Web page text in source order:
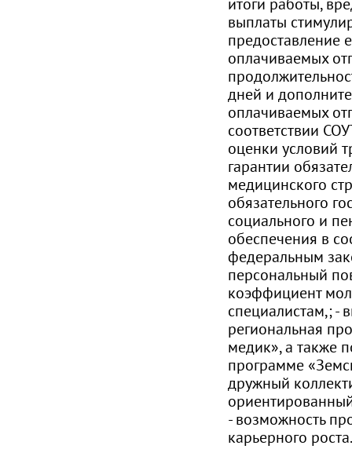
выплаты
предоставление
оплачиваемых
дней и
оплачиваемых
соответствии
оценки условий
гарантии
медицинского
обязательного
социального и
обеспечения в
федеральным
персональный
коэффициент
специалистам,; -
региональная
медик», а также
программе
дружный
- возможность
карьерного роста.